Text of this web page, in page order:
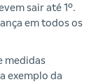
sair até 1º.
em todos os
medidas
exemplo da